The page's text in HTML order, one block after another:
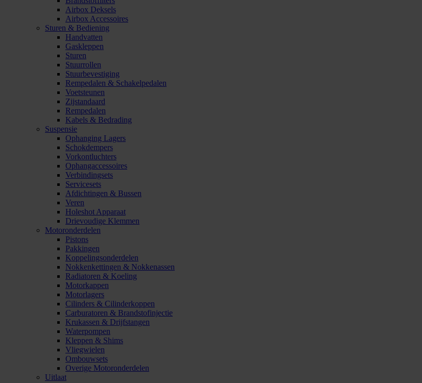
Airbox Deksels
Airbox Accessoires
Sturen & Bediening
Handvatten
Gaskleppen
Sturen
Stuurrollen
Stuurbevestiging
Rempedalen & Schakelpedalen
Voetsteunen
Zijstandaard
Rempedalen
Kabels & Bedrading
Suspensie
Ophanging Lagers
Schokdempers
Vorkontluchters
Ophangaccessoires
Verbindingsets
Servicesets
Afdichtingen & Bussen
Veren
Holeshot Apparaat
Drievoudige Klemmen
Motoronderdelen
Pistons
Pakkingen
Koppelingsonderdelen
Nokkenkettingen & Nokkenassen
Radiatoren & Koeling
Motorkappen
Motorlagers
Cilinders & Cilinderkoppen
Carburatoren & Brandstofinjectie
Krukassen & Drijfstangen
Waterpompen
Kleppen & Shims
Vliegwielen
Ombouwsets
Overige Motoronderdelen
Uitlaat